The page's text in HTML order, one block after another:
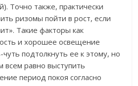
Точно также, практически
ризомы пойти в рост, если
Такие факторы как
и хорошее освещение
чуть подтолкнуть ее к этому, но
равно выступить
период покоя согласно